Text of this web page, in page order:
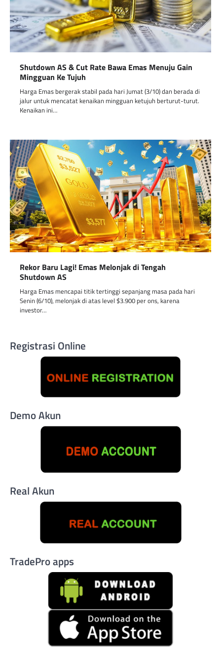
Shutdown AS & Cut Rate Bawa Emas Menuju Gain
Mingguan Ke Tujuh
Harga Emas bergerak stabil pada hari Jumat (3/10) dan berada di
jalur untuk mencatat kenaikan mingguan ketujuh berturut-turut.
Kenaikan ini…
Rekor Baru Lagi! Emas Melonjak di Tengah
Shutdown AS
Harga Emas mencapai titik tertinggi sepanjang masa pada hari
Senin (6/10), melonjak di atas level $3.900 per ons, karena
investor…
Registrasi Online
Demo Akun
Real Akun
TradePro apps